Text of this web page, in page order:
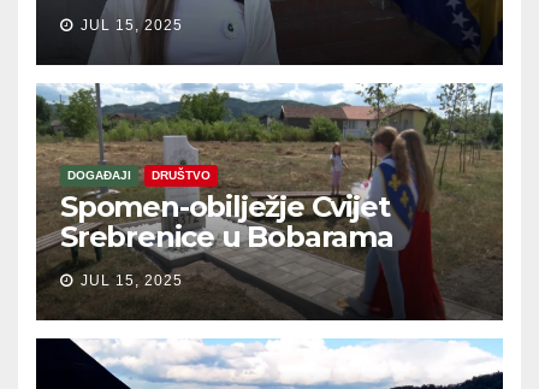
JUL 15, 2025
DOGAĐAJI DRUŠTVO
Spomen-obilježje Cvijet
Srebrenice u Bobarama
JUL 15, 2025